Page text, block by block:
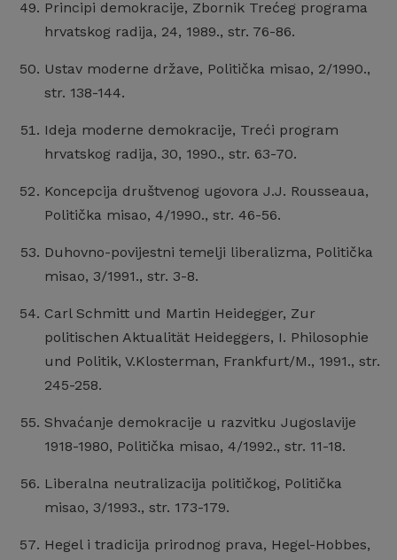
Principi demokracije, Zbornik Trećeg programa
hrvatskog radija, 24, 1989., str. 76-86.
Ustav moderne države, Politička misao, 2/1990.,
str. 138-144.
Ideja moderne demokracije, Treći program
hrvatskog radija, 30, 1990., str. 63-70.
Koncepcija društvenog ugovora J.J. Rousseaua,
Politička misao, 4/1990., str. 46-56.
Duhovno-povijestni temelji liberalizma, Politička
misao, 3/1991., str. 3-8.
Carl Schmitt und Martin Heidegger, Zur
politischen Aktualität Heideggers, I. Philosophie
und Politik, V.Klosterman, Frankfurt/M., 1991., str.
245-258.
Shvaćanje demokracije u razvitku Jugoslavije
1918-1980, Politička misao, 4/1992., str. 11-18.
Liberalna neutralizacija političkog, Politička
misao, 3/1993., str. 173-179.
Hegel i tradicija prirodnog prava, Hegel-Hobbes,